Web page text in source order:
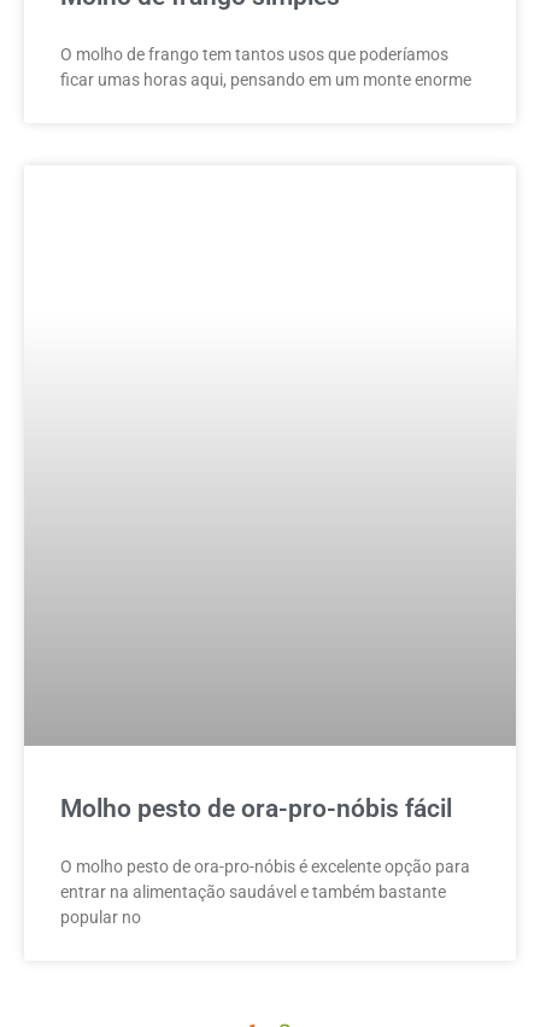
O molho de frango tem tantos usos que poderíamos
ficar umas horas aqui, pensando em um monte enorme
Molho pesto de ora-pro-nóbis fácil
O molho pesto de ora-pro-nóbis é excelente opção para
entrar na alimentação saudável e também bastante
popular no